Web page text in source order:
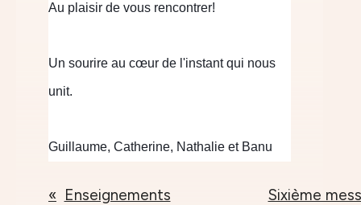
Au plaisir de vous rencontrer!
Un sourire au cœur de l'instant qui nous
unit.
Guillaume, Catherine, Nathalie et Banu
Enseignements Sixième